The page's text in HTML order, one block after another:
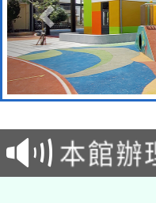
本校
招甄選
招)
適應運
本館辦
暨閱讀
科技賦